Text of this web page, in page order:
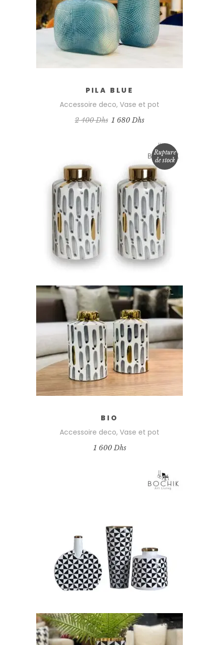
PILA BLUE
Accessoire deco, Vase et pot
2 400Dhs Le
1 680DhsLe
680 Dhs.
Rupture
de stock
LIRE LA SUITE
BIO
Accessoire deco, Vase et pot
1 600Dhs